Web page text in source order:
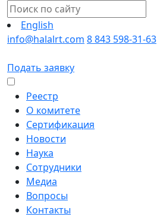
English
info@halalrt.com 8 843 598-31-63
Подать заявку
Реестр
О комитете
Сертификация
Новости
Наука
Сотрудники
Медиа
Вопросы
Контакты